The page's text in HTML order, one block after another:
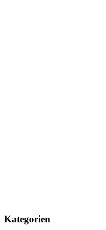
Kategorien